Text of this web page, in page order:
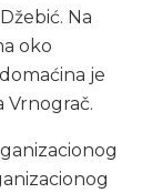
Na
oko
je
Vrnograč.